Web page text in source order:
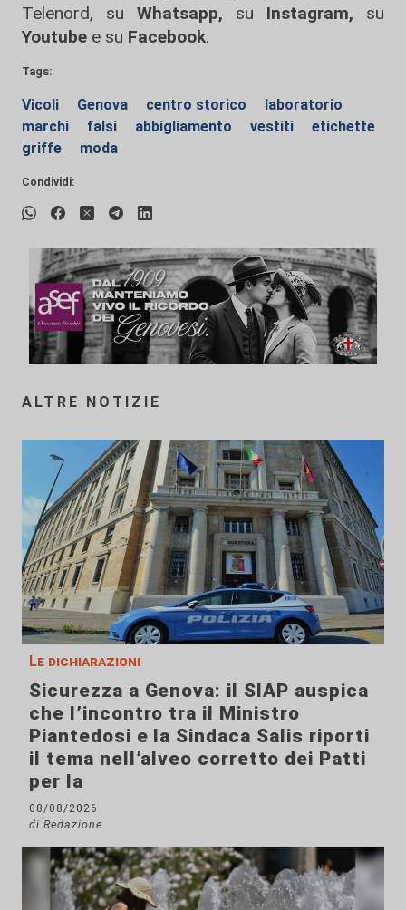
Telenord, su
Whatsapp, su Instagram, su
Youtube e su Facebook.
Tags:
Vicoli Genova centro storico
laboratorio
marchi
falsi abbigliamento vestiti
etichette
griffe
moda
Condividi:
ALTRE NOTIZIE
Le dichiarazioni
Sicurezza a Genova: il SIAP auspica
che l’incontro tra il Ministro
Piantedosi e la Sindaca Salis riporti
il tema nell’alveo corretto dei Patti
per la
08/08/2026
di Redazione